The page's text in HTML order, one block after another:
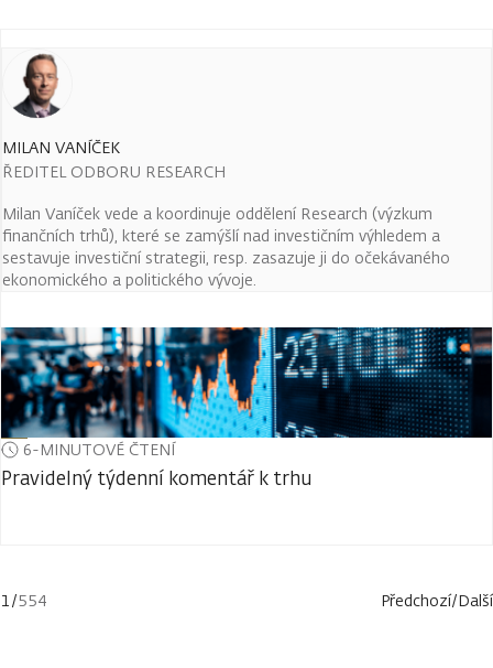
MILAN VANÍČEK
ŘEDITEL ODBORU RESEARCH
Milan Vaníček vede a koordinuje oddělení Research (výzkum
finančních trhů), které se zamýšlí nad investičním výhledem a
sestavuje investiční strategii, resp. zasazuje ji do očekávaného
ekonomického a politického vývoje.
6-MINUTOVÉ ČTENÍ
Pravidelný týdenní komentář k trhu
1/554 Předchozí/Další